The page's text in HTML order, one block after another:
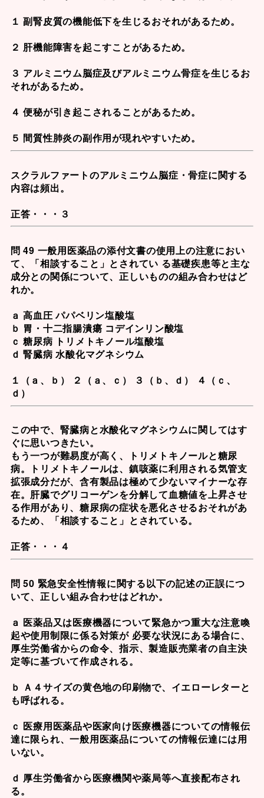
１ 副腎皮質の機能低下を生じるおそれがあるため。
２ 肝機能障害を起こすことがあるため。
３ アルミニウム脳症及びアルミニウム骨症を生じるお
それがあるため。
４ 便秘が引き起こされることがあるため。
５ 間質性肺炎の副作用が現れやすいため。
スクラルファートのアルミニウム脳症・骨症に関する
内容は頻出。
正答・・・３
問 49 一般用医薬品の添付文書の使用上の注意におい
て、「相談すること」とされてい る基礎疾患等と主な
成分との関係について、正しいものの組み合わせはど
れか。
ａ 高血圧 パパベリン塩酸塩
ｂ 胃・十二指腸潰瘍 コデインリン酸塩
ｃ 糖尿病 トリメトキノール塩酸塩
ｄ 腎臓病 水酸化マグネシウム
１（ａ、ｂ） ２（ａ、ｃ） ３（ｂ、ｄ） ４（ｃ、
ｄ）
この中で、腎臓病と水酸化マグネシウムに関してはす
ぐに思いつきたい。
もう一つが難易度が高く、
トリメトキノールと糖尿
病。トリメトキノールは、鎮咳薬に利用される気管支
拡張成分だが、含有製品は極めて少ないマイナーな存
在。肝臓でグリコーゲンを分解して血糖値を上昇させ
る作用があり、糖尿病の症状を悪化させるおそれがあ
るため、「相談すること」とされている。
正答・・・４
問 50 緊急安全性情報に関する以下の記述の正誤につ
いて、正しい組み合わせはどれか。
ａ 医薬品又は医療機器について緊急かつ重大な注意喚
起や使用制限に係る対策が 必要な状況にある場合に、
厚生労働省からの命令、指示、製造販売業者の自主決
定等に基づいて作成される。
ｂ Ａ４サイズの黄色地の印刷物で、イエローレターと
も呼ばれる。
ｃ 医療用医薬品や医家向け医療機器についての情報伝
達に限られ、一般用医薬品についての情報伝達には用
いない。
ｄ 厚生労働省から医療機関や薬局等へ直接配布され
る。